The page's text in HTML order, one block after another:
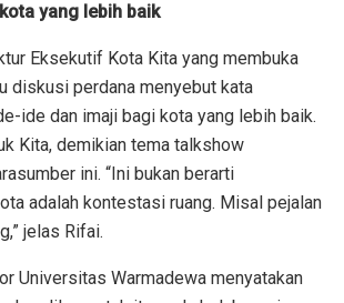
yang lebih baik
Eksekutif Kota Kita yang membuka
diskusi perdana menyebut kata
ide dan imaji bagi kota yang lebih baik.
Kita, demikian tema talkshow
ini. “Ini bukan berarti
adalah kontestasi ruang. Misal pejalan
jelas Rifai.
Universitas Warmadewa menyatakan